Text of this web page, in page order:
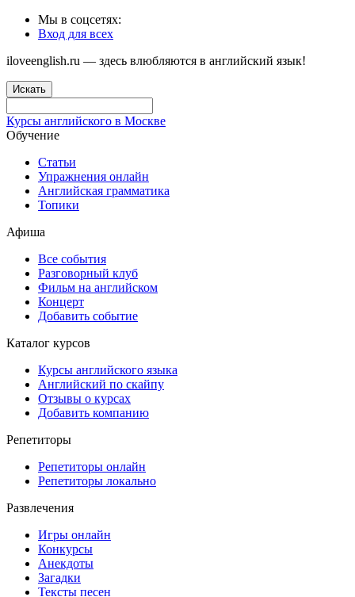
Мы в соцсетях:
Вход для всех
iloveenglish.ru — здесь влюбляются в английский язык!
Искать
Курсы английского в Москве
Обучение
Статьи
Упражнения онлайн
Английская грамматика
Топики
Афиша
Все события
Разговорный клуб
Фильм на английском
Концерт
Добавить событие
Каталог курсов
Курсы английского языка
Английский по скайпу
Отзывы о курсах
Добавить компанию
Репетиторы
Репетиторы онлайн
Репетиторы локально
Развлечения
Игры онлайн
Конкурсы
Анекдоты
Загадки
Тексты песен